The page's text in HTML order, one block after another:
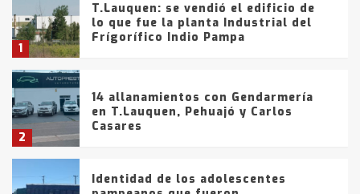
1
T.Lauquen: se vendió el edificio de
lo que fue la planta Industrial del
Frígorífico Indio Pampa
2
14 allanamientos con Gendarmería
en T.Lauquen, Pehuajó y Carlos
Casares
Identidad de los adolescentes